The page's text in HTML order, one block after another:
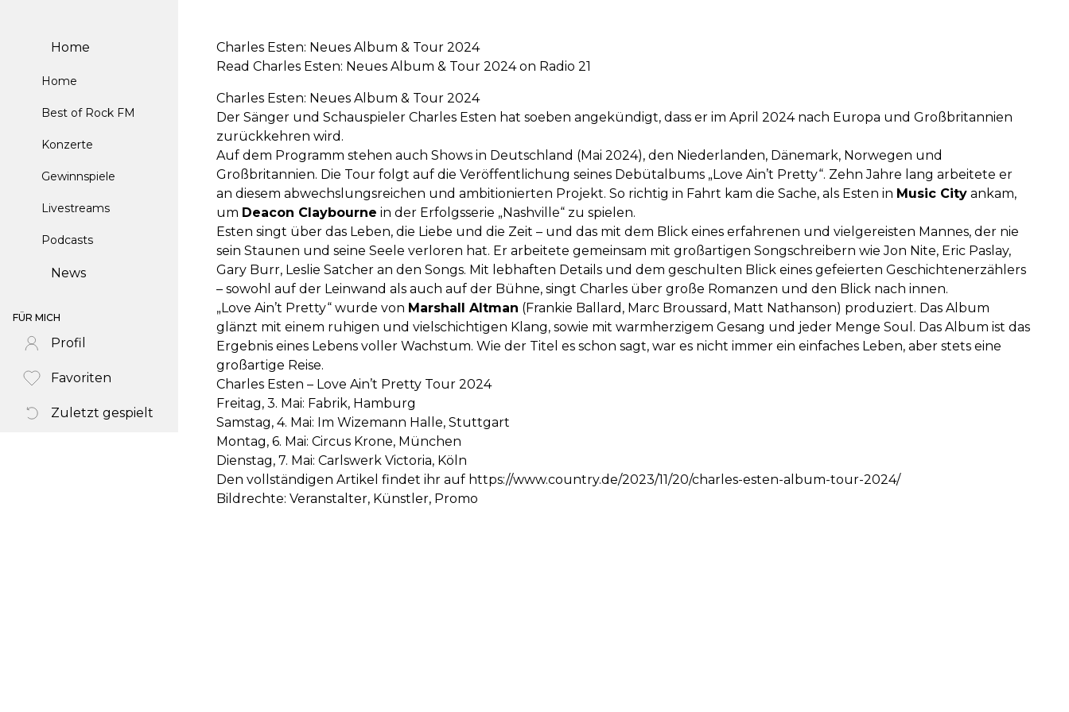
Home
Home
Best of Rock FM
Konzerte
Gewinnspiele
Livestreams
Podcasts
News
FÜR MICH
Profil
Favoriten
Zuletzt gespielt
Charles Esten: Neues Album & Tour 2024
Read Charles Esten: Neues Album & Tour 2024 on Radio 21
Charles Esten: Neues Album & Tour 2024
Der Sänger und Schauspieler Charles Esten hat soeben angekündigt, dass er im April 2024 nach Europa und Großbritannien
zurückkehren wird.
Auf dem Programm stehen auch Shows in Deutschland (Mai 2024), den Niederlanden, Dänemark, Norwegen und
Großbritannien. Die Tour folgt auf die Veröffentlichung seines Debütalbums „Love Ain’t Pretty“. Zehn Jahre lang arbeitete er
an diesem abwechslungsreichen und ambitionierten Projekt. So richtig in Fahrt kam die Sache, als Esten in Music City ankam,
um Deacon Claybourne in der Erfolgsserie „Nashville“ zu spielen.
Esten singt über das Leben, die Liebe und die Zeit – und das mit dem Blick eines erfahrenen und vielgereisten Mannes, der nie
sein Staunen und seine Seele verloren hat. Er arbeitete gemeinsam mit großartigen Songschreibern wie Jon Nite, Eric Paslay,
Gary Burr, Leslie Satcher an den Songs. Mit lebhaften Details und dem geschulten Blick eines gefeierten Geschichtenerzählers
– sowohl auf der Leinwand als auch auf der Bühne, singt Charles über große Romanzen und den Blick nach innen.
„Love Ain’t Pretty“ wurde von Marshall Altman (Frankie Ballard, Marc Broussard, Matt Nathanson) produziert. Das Album
glänzt mit einem ruhigen und vielschichtigen Klang, sowie mit warmherzigem Gesang und jeder Menge Soul. Das Album ist das
Ergebnis eines Lebens voller Wachstum. Wie der Titel es schon sagt, war es nicht immer ein einfaches Leben, aber stets eine
großartige Reise.
Charles Esten – Love Ain’t Pretty Tour 2024
Freitag, 3. Mai: Fabrik, Hamburg
Samstag, 4. Mai: Im Wizemann Halle, Stuttgart
Montag, 6. Mai: Circus Krone, München
Dienstag, 7. Mai: Carlswerk Victoria, Köln
Den vollständigen Artikel findet ihr auf https://www.country.de/2023/11/20/charles-esten-album-tour-2024/
Bildrechte: Veranstalter, Künstler, Promo